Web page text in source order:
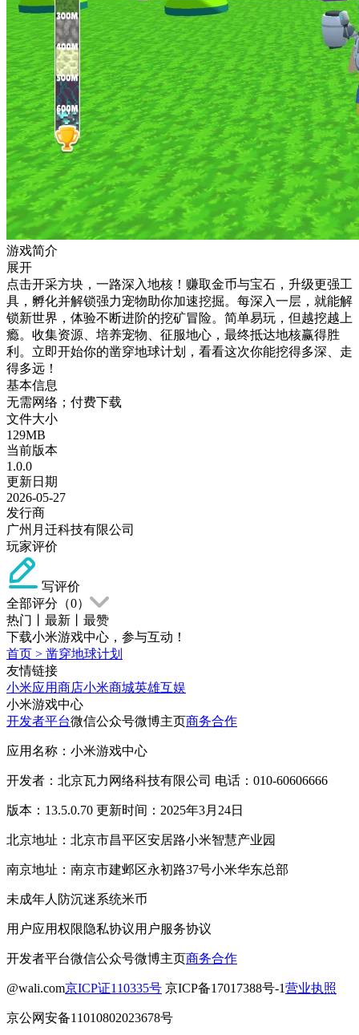
游戏简介
展开
点击开采方块，一路深入地核！赚取金币与宝石，升级更强工
具，孵化并解锁强力宠物助你加速挖掘。每深入一层，就能解
锁新世界，体验不断进阶的挖矿冒险。简单易玩，但越挖越上
瘾。收集资源、培养宠物、征服地心，最终抵达地核赢得胜
利。立即开始你的凿穿地球计划，看看这次你能挖得多深、走
得多远！
基本信息
无需网络；付费下载
文件大小
129MB
当前版本
1.0.0
更新日期
2026-05-27
发行商
广州月迁科技有限公司
玩家评价
写评价
全部评分（0）
热门
最新
最赞
下载小米游戏中心，参与互动！
首页 > 凿穿地球计划
友情链接
小米应用商店小米商城英雄互娱
小米游戏中心
开发者平台微信公众号微博主页商务合作
应用名称：小米游戏中心
开发者：北京瓦力网络科技有限公司 电话：010-60606666
版本：13.5.0.70 更新时间：2025年3月24日
北京地址：北京市昌平区安居路小米智慧产业园
南京地址：南京市建邺区永初路37号小米华东总部
未成年人防沉迷系统米币
用户应用权限隐私协议用户服务协议
开发者平台微信公众号微博主页商务合作
@wali.com京ICP证110335号 京ICP备17017388号-1营业执照
京公网安备11010802023678号